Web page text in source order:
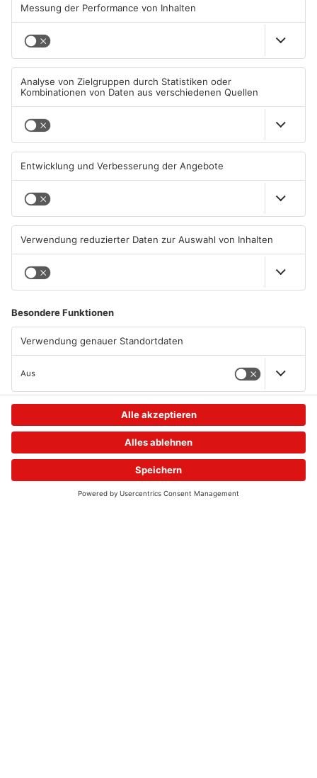
Autofahrerin mit drei
gestoppt
31.07.2026, 11:45 UHR IN KREIS
MILTENBERG
Erlenbach: Dr. Dagmar
31.07.2026, 11:35 UHR IN KREIS
MILTENBERG